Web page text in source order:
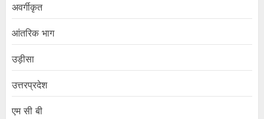
अवर्गीकृत
आंतरिक भाग
उड़ीसा
उत्तरप्रदेश
एम सी बी